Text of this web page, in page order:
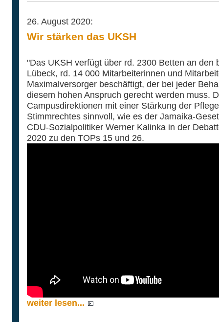
26. August 2020:
Wir stärken das UKSH
"Das UKSH verfügt über rd. 2300 Betten an den
Lübeck, rd. 14 000 Mitarbeiterinnen und
Maximalversorger beschäftigt, der bei jeder
diesem hohen Anspruch gerecht werden muss.
Campusdirektionen mit einer Stärkung der
Stimmrechtes sinnvoll, wie es der Jamaika-
CDU-Sozialpolitiker Werner Kalinka in der
2020 zu den TOPs 15 und 26.
weiter lesen...